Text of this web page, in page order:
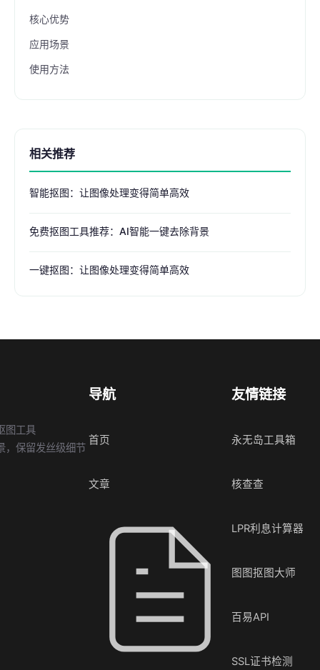
核心优势
应用场景
使用方法
相关推荐
智能抠图：让图像处理变得简单高效
免费抠图工具推荐：AI智能一键去除背景
一键抠图：让图像处理变得简单高效
图工具
，保留发丝级细节
导航
首页
文章
友情链接
永无岛工具箱
核查查
LPR利息计算器
图图抠图大师
百易API
SSL证书检测